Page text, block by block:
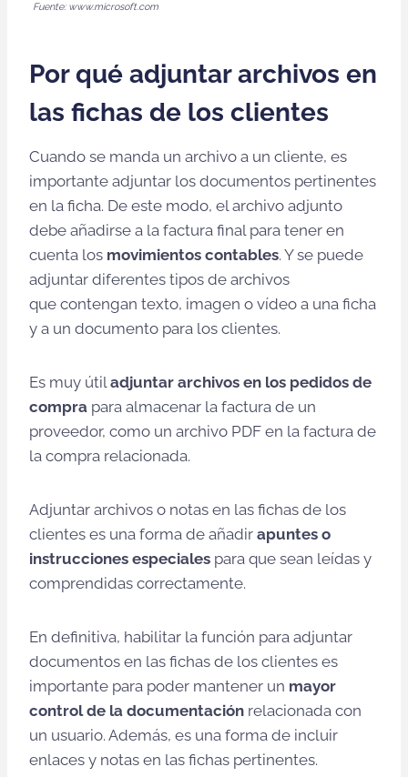
Fuente: www.microsoft.com
Por qué adjuntar archivos en
las fichas de los clientes
Cuando se manda un archivo a un cliente, es
importante adjuntar los documentos pertinentes
en la ficha. De este modo, el archivo adjunto
debe añadirse a la factura final para tener en
cuenta los movimientos contables. Y se puede
adjuntar diferentes tipos de archivos
que contengan texto, imagen o vídeo a una ficha
y a un documento para los clientes.
Es muy útiladjuntar archivos en los pedidos de
compra para almacenar la factura de un
proveedor, como un archivo PDF en la factura de
la compra relacionada.
Adjuntar archivos o notas en las fichas de los
clientes es una forma de añadir apuntes o
instrucciones especiales para que sean leídas y
comprendidas correctamente.
En definitiva, habilitar la función para adjuntar
documentos en las fichas de los clientes es
importante para poder mantener un mayor
control de la documentación relacionada con
un usuario. Además, es una forma de incluir
enlaces y notas en las fichas pertinentes.